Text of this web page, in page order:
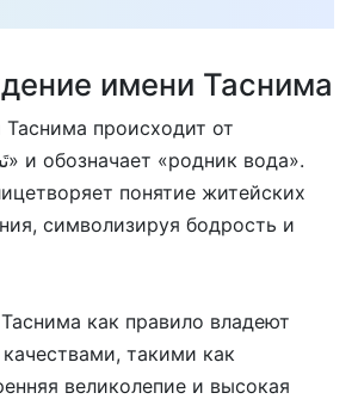
имени Таснима
происходит от
понятие житейских
символизируя бодрость и
как правило владеют
такими как
великолепие и высокая